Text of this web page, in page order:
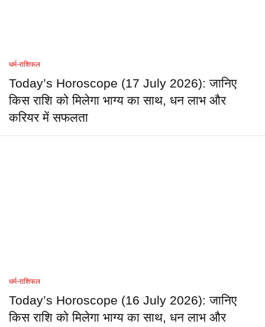
धर्म-राशिफल
Today’s Horoscope (17 July 2026): जानिए
किस राशि को मिलेगा भाग्य का साथ, धन लाभ और
करियर में सफलता
धर्म-राशिफल
Today’s Horoscope (16 July 2026): जानिए
किस राशि को मिलेगा भाग्य का साथ, धन लाभ और